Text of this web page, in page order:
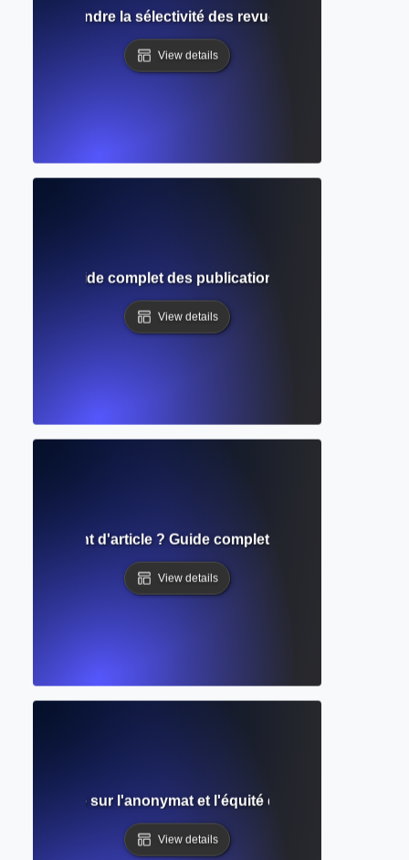
? Comprendre la sélectivité des revues et les chances
View details
? Guide complet des publications savantes et de
View details
traitement d'article ? Guide complet des frais de
View details
? Guide sur l'anonymat et l'équité dans l'évaluation
View details